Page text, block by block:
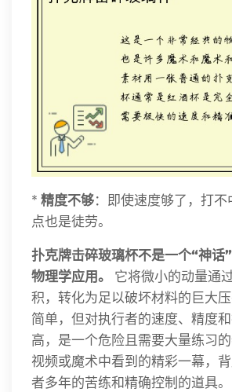
* 精度不够：即使速度够了，打
点也是徒劳。
扑克牌击碎玻璃杯不是一个“神话
物理学应用。
它将微小的动量通
积，转化为足以破坏材料的巨大
简单，但对执行者的速度、精度
高，是一个危险且需要大量练习
视频或魔术中看到的精彩一幕，
者多年的苦练和精确控制的道具。